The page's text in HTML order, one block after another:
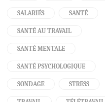
SALARIÉS SANTÉ
SANTÉ AU TRAVAIL
SANTÉ MENTALE
SANTÉ PSYCHOLOGIQUE
SONDAGE STRESS